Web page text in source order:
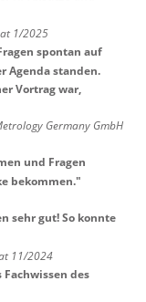
1/2025
spontan auf
Agenda standen.
Vortrag war,
Germany GmbH
und Fragen
bekommen."
sehr gut! So konnte
11/2024
des